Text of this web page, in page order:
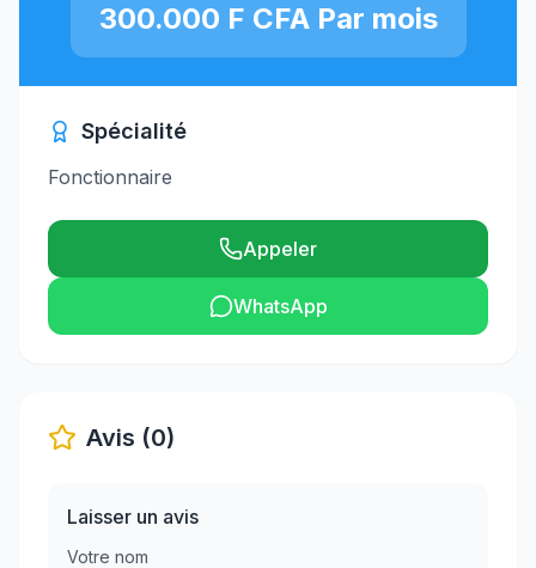
300.000 F CFA Par mois
Spécialité
Fonctionnaire
Appeler
WhatsApp
Avis (0)
Laisser un avis
Votre nom